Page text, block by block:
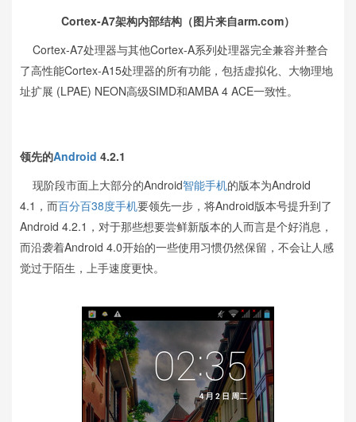
Cortex-A7架构内部结构（图片来自arm.com）
Cortex-A7处理器与其他Cortex-A系列处理器完全兼容并整合
了高性能Cortex-A15处理器的所有功能，包括虚拟化、大物理地
址扩展 (LPAE) NEON高级SIMD和AMBA 4 ACE一致性。
领先的Android 4.2.1
现阶段市面上大部分的Android智能手机的版本为Android
4.1，而百分百38度手机要领先一步，将Android版本号提升到了
Android 4.2.1，对于那些想要尝鲜新版本的人而言是个好消息，
而沿袭着Android 4.0开始的一些使用习惯仍然保留，不会让人感
觉过于陌生，上手速度更快。